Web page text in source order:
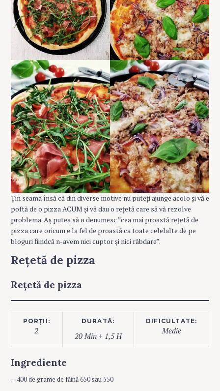
Țin seama însă că din diverse motive nu puteți ajunge acolo și vă e
poftă de o pizza ACUM și vă dau o rețetă care să vă rezolve
problema. Aș putea să o denumesc ”cea mai proastă rețetă de
pizza care oricum e la fel de proastă ca toate celelalte de pe
bloguri fiindcă n-avem nici cuptor și nici răbdare”.
Rețetă de pizza
Rețetă de pizza
PORȚII:
2
DURATĂ:
20 Min + 1,5 H
DIFICULTATE:
Medie
Ingrediente
– 400 de grame de făină 650 sau 550